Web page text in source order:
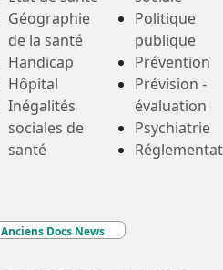
Géographie
de la santé
Handicap
Hôpital
Inégalités
sociales de
santé
Politique
publique
Prévention
Prévision -
évaluation
Psychiatrie
Anciens Docs News